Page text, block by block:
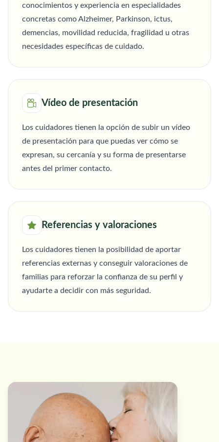
conocimientos y experiencia en especialidades
concretas como Alzheimer, Parkinson, ictus,
demencias, movilidad reducida, fragilidad u otras
necesidades específicas de cuidado.
Vídeo de presentación
Los cuidadores tienen la opción de subir un vídeo
de presentación para que puedas ver cómo se
expresan, su cercanía y su forma de presentarse
antes del primer contacto.
Referencias y valoraciones
Los cuidadores tienen la posibilidad de aportar
referencias externas y conseguir valoraciones de
familias para reforzar la confianza de su perfil y
ayudarte a decidir con más seguridad.